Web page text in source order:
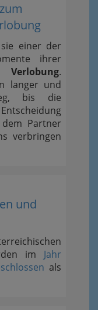
einer der
ihrer
Verlobung.
langer und
bis die
Partner
verbringen
und
im Jahr
als